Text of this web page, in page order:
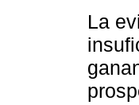
La